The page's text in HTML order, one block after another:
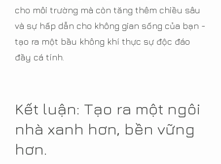
cho môi trường mà còn tăng thêm chiều sâu
và sự hấp dẫn cho không gian sống của bạn -
tạo ra một bầu không khí thực sự độc đáo
đầy cá tính.
Kết luận: Tạo ra một ngôi
nhà xanh hơn, bền vững
hơn.